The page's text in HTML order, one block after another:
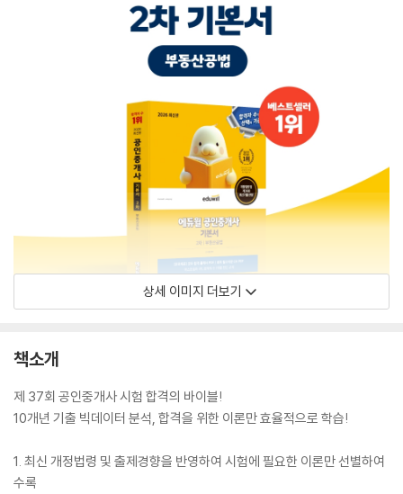
상세 이미지 더보기
책소개
제 37회 공인중개사 시험 합격의 바이블!
10개년 기출 빅데이터 분석, 합격을 위한 이론만 효율적으로 학습!
1. 최신 개정법령 및 출제경향을 반영하여 시험에 필요한 이론만 선별하여
수록